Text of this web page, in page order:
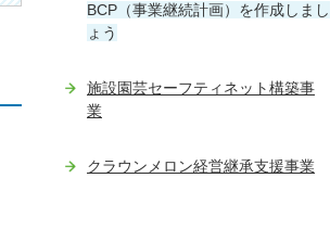
BCP（事業継続計画）を作成しまし
ょう
施設園芸セーフティネット構築事
業
クラウンメロン経営継承支援事業